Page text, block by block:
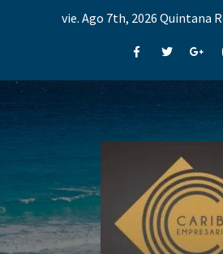
vie. Ago 7th, 2026 Quintana
FacebookTwitter